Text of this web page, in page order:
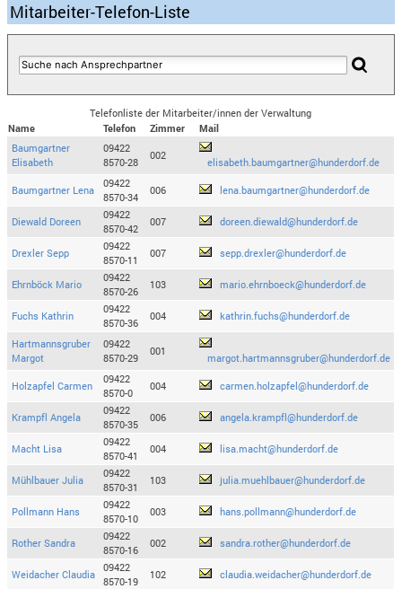
Mitarbeiter-Telefon-Liste
Telefonliste der Mitarbeiter/innen der Verwaltung
Name
Telefon Zimmer
Mail
Baumgartner
Elisabeth
09422
8570-28
002
elisabeth.baumgartner@hunderdorf.de
Baumgartner Lena
09422
8570-34
006 lena.baumgartner@hunderdorf.de
Diewald Doreen
09422
8570-42
007 doreen.diewald@hunderdorf.de
Drexler Sepp
09422
8570-11
007 sepp.drexler@hunderdorf.de
Ehrnböck Mario
09422
8570-26
103 mario.ehrnboeck@hunderdorf.de
Fuchs Kathrin
09422
8570-36
004 kathrin.fuchs@hunderdorf.de
Hartmannsgruber
Margot
09422
8570-29
001
margot.hartmannsgruber@hunderdorf.de
Holzapfel Carmen
09422
8570-0
004 carmen.holzapfel@hunderdorf.de
Krampfl Angela
09422
8570-35
006 angela.krampfl@hunderdorf.de
Macht Lisa
09422
8570-41
004 lisa.macht@hunderdorf.de
Mühlbauer Julia
09422
8570-31
103 julia.muehlbauer@hunderdorf.de
Pollmann Hans
09422
8570-10
003 hans.pollmann@hunderdorf.de
Rother Sandra
09422
8570-16
002 sandra.rother@hunderdorf.de
Weidacher Claudia
09422
8570-19
102 claudia.weidacher@hunderdorf.de